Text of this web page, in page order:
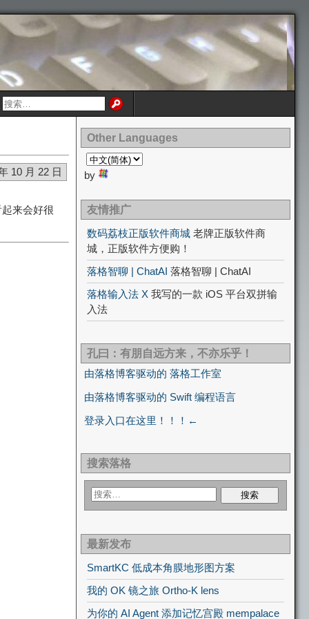
10 月 22 日
来会好很
Other Languages
by
友情推广
数码荔枝正版软件商城 老牌正版软件商
城，正版软件方便购！
落格智聊 | ChatAI 落格智聊 | ChatAI
落格输入法 X 我写的一款 iOS 平台双拼输
入法
孔曰：有朋自远方来，不亦乐乎！
由落格博客驱动的 落格工作室
由落格博客驱动的 Swift 编程语言
登录入口在这里！！！←
搜索落格
最新发布
SmartKC 低成本角膜地形图方案
我的 OK 镜之旅 Ortho-K lens
为你的 AI Agent 添加记忆宫殿 mempalace